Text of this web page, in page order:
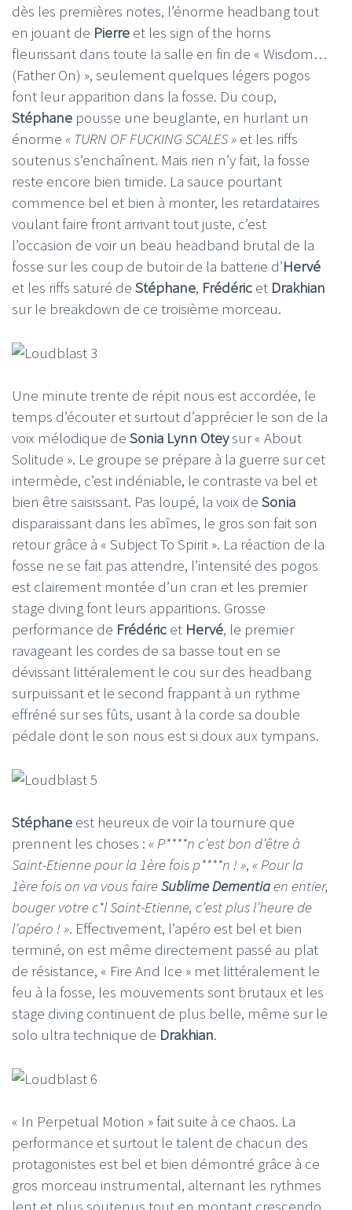
dès les premières notes, l’énorme headbang tout
en jouant de Pierre et les sign of the horns
fleurissant dans toute la salle en fin de « Wisdom…
(Father On) », seulement quelques légers pogos
font leur apparition dans la fosse. Du coup,
Stéphane pousse une beuglante, en hurlant un
énorme « TURN OF FUCKING SCALES » et les riffs
soutenus s’enchaînent. Mais rien n’y fait, la fosse
reste encore bien timide. La sauce pourtant
commence bel et bien à monter, les retardataires
voulant faire front arrivant tout juste, c’est
l’occasion de voir un beau headband brutal de la
fosse sur les coup de butoir de la batterie d’Hervé
et les riffs saturé de Stéphane, Frédéric et Drakhian
sur le breakdown de ce troisième morceau.
Une minute trente de répit nous est accordée, le
temps d’écouter et surtout d’apprécier le son de la
voix mélodique de Sonia Lynn Oteysur « About
Solitude ». Le groupe se prépare à la guerre sur cet
intermède, c’est indéniable, le contraste va bel et
bien être saisissant. Pas loupé, la voix de Sonia
disparaissant dans les abîmes, le gros son fait son
retour grâce à « Subject To Spirit ». La réaction de la
fosse ne se fait pas attendre, l’intensité des pogos
est clairement montée d’un cran et les premier
stage diving font leurs apparitions. Grosse
performance de Frédéric et Hervé, le premier
ravageant les cordes de sa basse tout en se
dévissant littéralement le cou sur des headbang
surpuissant et le second frappant à un rythme
effréné sur ses fûts, usant à la corde sa double
pédale dont le son nous est si doux aux tympans.
Stéphane est heureux de voir la tournure que
prennent les choses : « P****n c’est bon d’être à
Saint-Etienne pour la 1ère fois p****n ! », « Pour la
1ère fois on va vous faireSublime Dementiaen entier,
bouger votre c*l Saint-Etienne, c’est plus l’heure de
l’apéro ! ». Effectivement, l’apéro est bel et bien
terminé, on est même directement passé au plat
de résistance, « Fire And Ice » met littéralement le
feu à la fosse, les mouvements sont brutaux et les
stage diving continuent de plus belle, même sur le
solo ultra technique de Drakhian.
« In Perpetual Motion » fait suite à ce chaos. La
performance et surtout le talent de chacun des
protagonistes est bel et bien démontré grâce à ce
gros morceau instrumental, alternant les rythmes
lent et plus soutenus tout en montant crescendo.